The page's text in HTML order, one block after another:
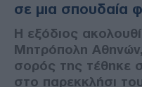
σε μια σπουδαία
Η εξόδιος
Μητρόπολη
σορός της τέθηκε
στο παρεκκλήσι